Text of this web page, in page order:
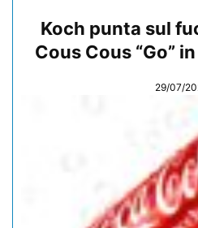
Koch punta sul
Cous Cous “Go”
29/07/